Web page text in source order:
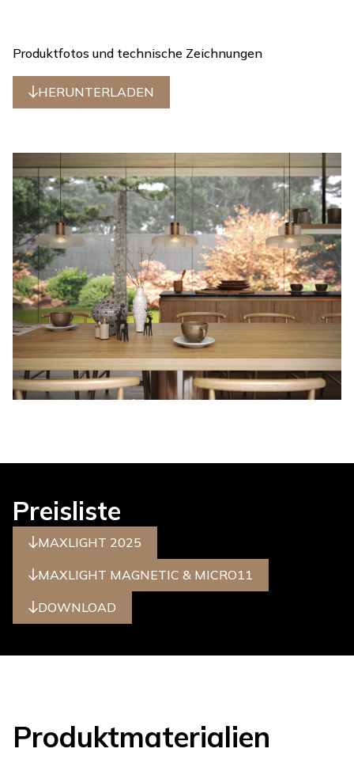
Produktfotos und technische Zeichnungen
HERUNTERLADEN
Preisliste
MAXLIGHT 2025
MAXLIGHT MAGNETIC & MICRO11
DOWNLOAD
Produktmaterialien